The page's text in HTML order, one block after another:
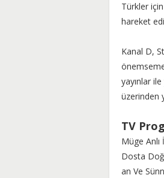
Türkler
hareket
Kanal D,
yayınlar
üzerinden
TV
Müge
Dosta
an Ve